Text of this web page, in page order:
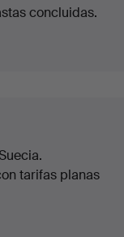
concluidas.
tarifas planas